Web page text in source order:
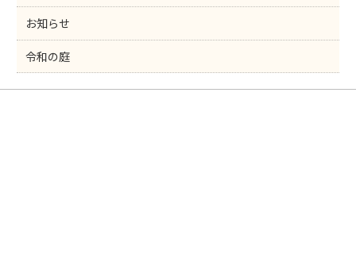
お知らせ
令和の庭